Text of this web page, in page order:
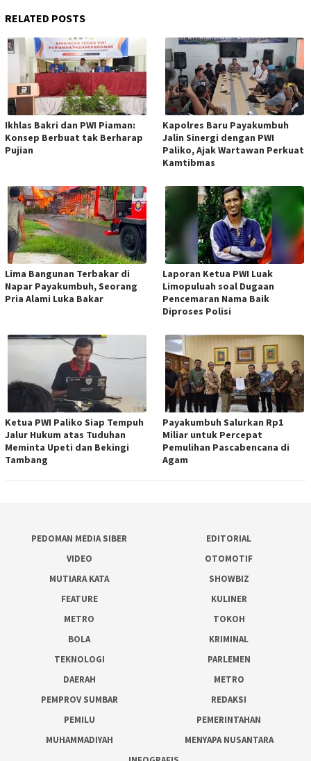
RELATED POSTS
Ikhlas Bakri dan PWI Piaman:
Konsep Berbuat tak Berharap
Pujian
Kapolres Baru Payakumbuh
Jalin Sinergi dengan PWI
Paliko, Ajak Wartawan Perkuat
Kamtibmas
Lima Bangunan Terbakar di
Napar Payakumbuh, Seorang
Pria Alami Luka Bakar
Laporan Ketua PWI Luak
Limopuluah soal Dugaan
Pencemaran Nama Baik
Diproses Polisi
Ketua PWI Paliko Siap Tempuh
Jalur Hukum atas Tuduhan
Meminta Upeti dan Bekingi
Tambang
Payakumbuh Salurkan Rp1
Miliar untuk Percepat
Pemulihan Pascabencana di
Agam
PEDOMAN MEDIA SIBER
EDITORIAL
VIDEO
OTOMOTIF
MUTIARA KATA
SHOWBIZ
FEATURE
KULINER
METRO
TOKOH
BOLA
KRIMINAL
TEKNOLOGI
PARLEMEN
DAERAH
METRO
PEMPROV SUMBAR
REDAKSI
PEMILU
PEMERINTAHAN
MUHAMMADIYAH
MENYAPA NUSANTARA